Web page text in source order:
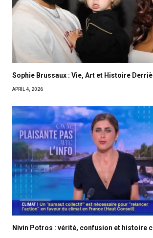
Sophie Brussaux : Vie, Art et Histoire
APRIL 4, 2026
Nivin Potros : vérité, confusion et histoire